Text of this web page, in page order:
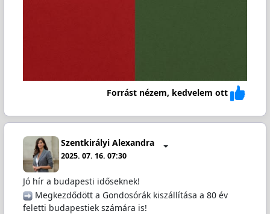
Forrást nézem, kedvelem ott
Szentkirályi Alexandra
2025. 07. 16. 07:30
Jó hír a budapesti időseknek!
️ Megkezdődött a Gondosórák kiszállítása a 80 év
feletti budapestiek számára is!